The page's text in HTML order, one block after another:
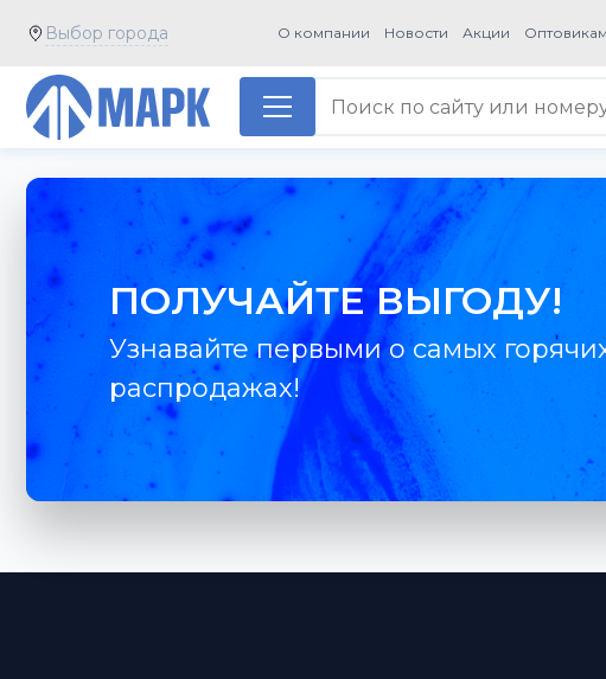
Выбор города О компании Новости Акции Оптовикам
ПОЛУЧАЙТЕ ВЫГОДУ!
Узнавайте первыми о самых
распродажах!